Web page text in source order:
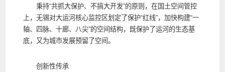
秉持“共抓大保护、不搞大开发”的原则，在国土空间管控
上，无锡对大运河核心监控区划定了保护“红线”，加快构建“一
轴、四脉、十廊、八尖”的空间结构，既保护了运河的生态基
底，又为城市发展预留了空间。
创新性传承